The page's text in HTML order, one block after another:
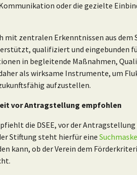
oder die gezielte
mit zentralen Erkenntnissen aus
qualifiziert und eingebunden
in begleitende Maßnahmen,
als wirksame Instrumente, um
aufzustellen.
vor Antragstellung empfohlen
die DSEE, vor der
Stiftung steht hierfür eine
kann, ob der Verein dem